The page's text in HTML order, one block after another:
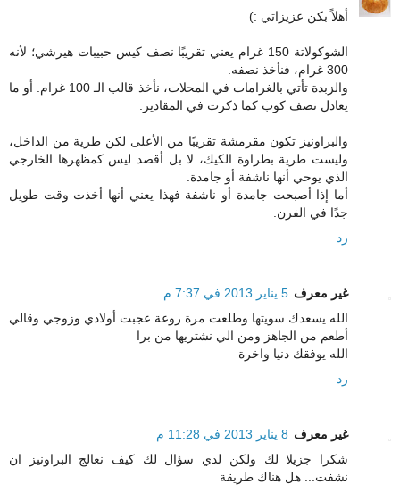
أهلاً بكن عزيزاتي :)
الشوكولاتة 150 غرام يعني تقريبًا نصف كيس حبيبات هيرشي؛ لأنه
300 غرام، فنأخذ نصفه.
والزبدة تأتي بالغرامات في المحلات، نأخذ قالب الـ 100 غرام. أو ما
يعادل نصف كوب كما ذكرت في المقادير.
والبراونيز تكون مقرمشة تقريبًا من الأعلى لكن طرية من الداخل،
وليست طرية بطراوة الكيك، لا بل أقصد ليس كمظهرها الخارجي
الذي يوحي أنها ناشفة أو جامدة.
أما إذا أصبحت جامدة أو ناشفة فهذا يعني أنها أخذت وقت طويل
جدًا في الفرن.
رد
غير معرف 5 يناير 2013 في 7:37 م
الله يسعدك سويتها وطلعت مرة روعة عجبت أولادي وزوجي وقالي
أطعم من الجاهز ومن الي نشتريها من برا
الله يوفقك دنيا واخرة
رد
غير معرف 8 يناير 2013 في 11:28 م
شكرا جزيلا لك ولكن لدي سؤال لك كيف نعالج البراونيز ان
نشفت... هل هناك طريقة